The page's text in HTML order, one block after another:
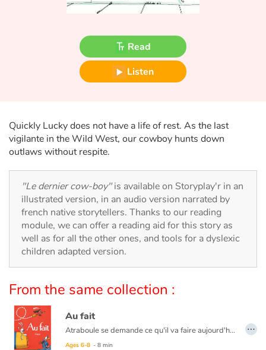
Princesses and princes, kings, queens and dragons
Ogres, monsters and witches
Ecology, nature, seasons
The animals
Travel, epic, investigation, adventure
Around the world
Learning
Arts, space, activities
Documentaries
With the family
Read
Listen
Quickly Lucky does not have a life of rest. As the last
vigilante in the Wild West, our cowboy hunts down
outlaws without respite.
"Le dernier cow-boy"is available on Storyplay'r in an
illustrated version, in an audio version narrated by
french native storytellers. Thanks to our reading
module, we can offer a reading aid for this story as
well as for all the other ones, and tools for a dyslexic
children adapted version.
From the same collection :
Au fait
Atraboule se demande ce qu'il va faire aujourd'hui. Déjeuner chez sa cousine Louise ? Aller chez le dentiste ? Passer au bureau ? Repasser à la maison ? Non, rien de tout ça. Il ira chasser l'ours.
Ages 6-8 - 8 min
…